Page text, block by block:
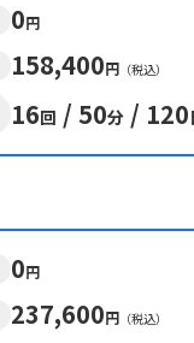
0円
158,400円 （税込）
16回 / 50分 / 120
0円
237,600円 （税込）